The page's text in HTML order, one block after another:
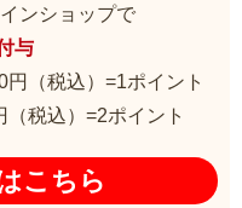
ンショップで
与
（税込）=1ポイント
税込）=2ポイント
こちら